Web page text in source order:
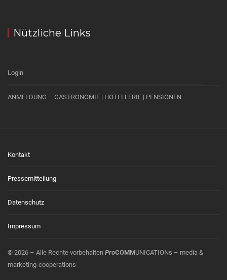
Nützliche Links
Login
ANMELDUNG – GASTRONOMIE | HOTELLERIE | PENSIONEN
Kontakt
Pressemitteilung
Datenschutz
Impressum
© 2026 – Alle Rechte vorbehalten ProCOMMUNICATIONs – media &
marketing-cooperations